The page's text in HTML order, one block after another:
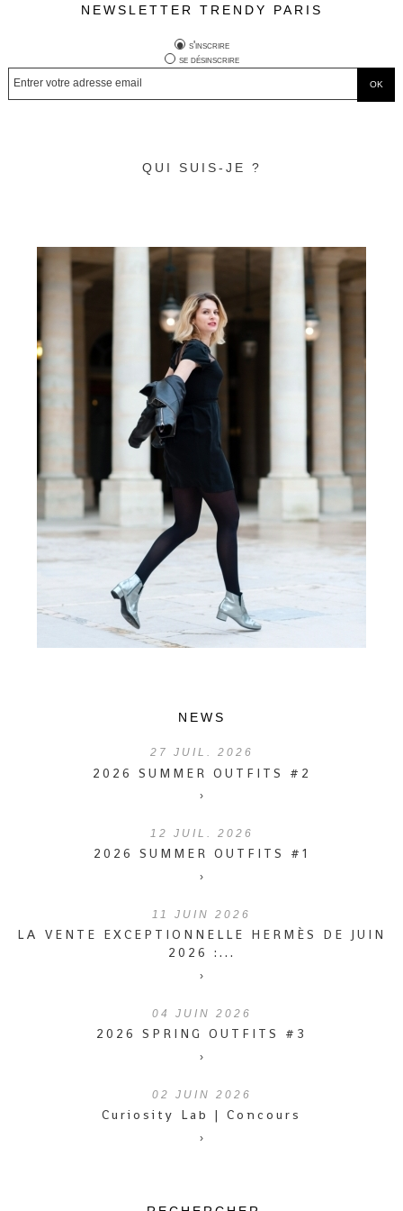
NEWSLETTER TRENDY PARIS
s'inscrire
se désinscrire
QUI SUIS-JE ?
NEWS
27 JUIL. 2026
2026 SUMMER OUTFITS #2
›
12 JUIL. 2026
2026 SUMMER OUTFITS #1
›
11 JUIN 2026
LA VENTE EXCEPTIONNELLE HERMÈS DE JUIN
2026 :...
›
04 JUIN 2026
2026 SPRING OUTFITS #3
›
02 JUIN 2026
Curiosity Lab | Concours
›